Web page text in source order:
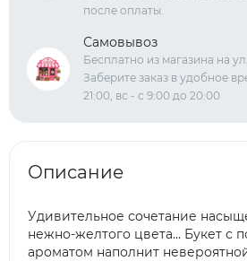
после оплаты.
Самовывоз
Бесплатно из магазина на
Заберите заказ в удобное
21:00, вс - с 9:00 до 20:00
Описание
Удивительное сочетание
нежно-желтого цвета... Букет с
ароматом наполнит